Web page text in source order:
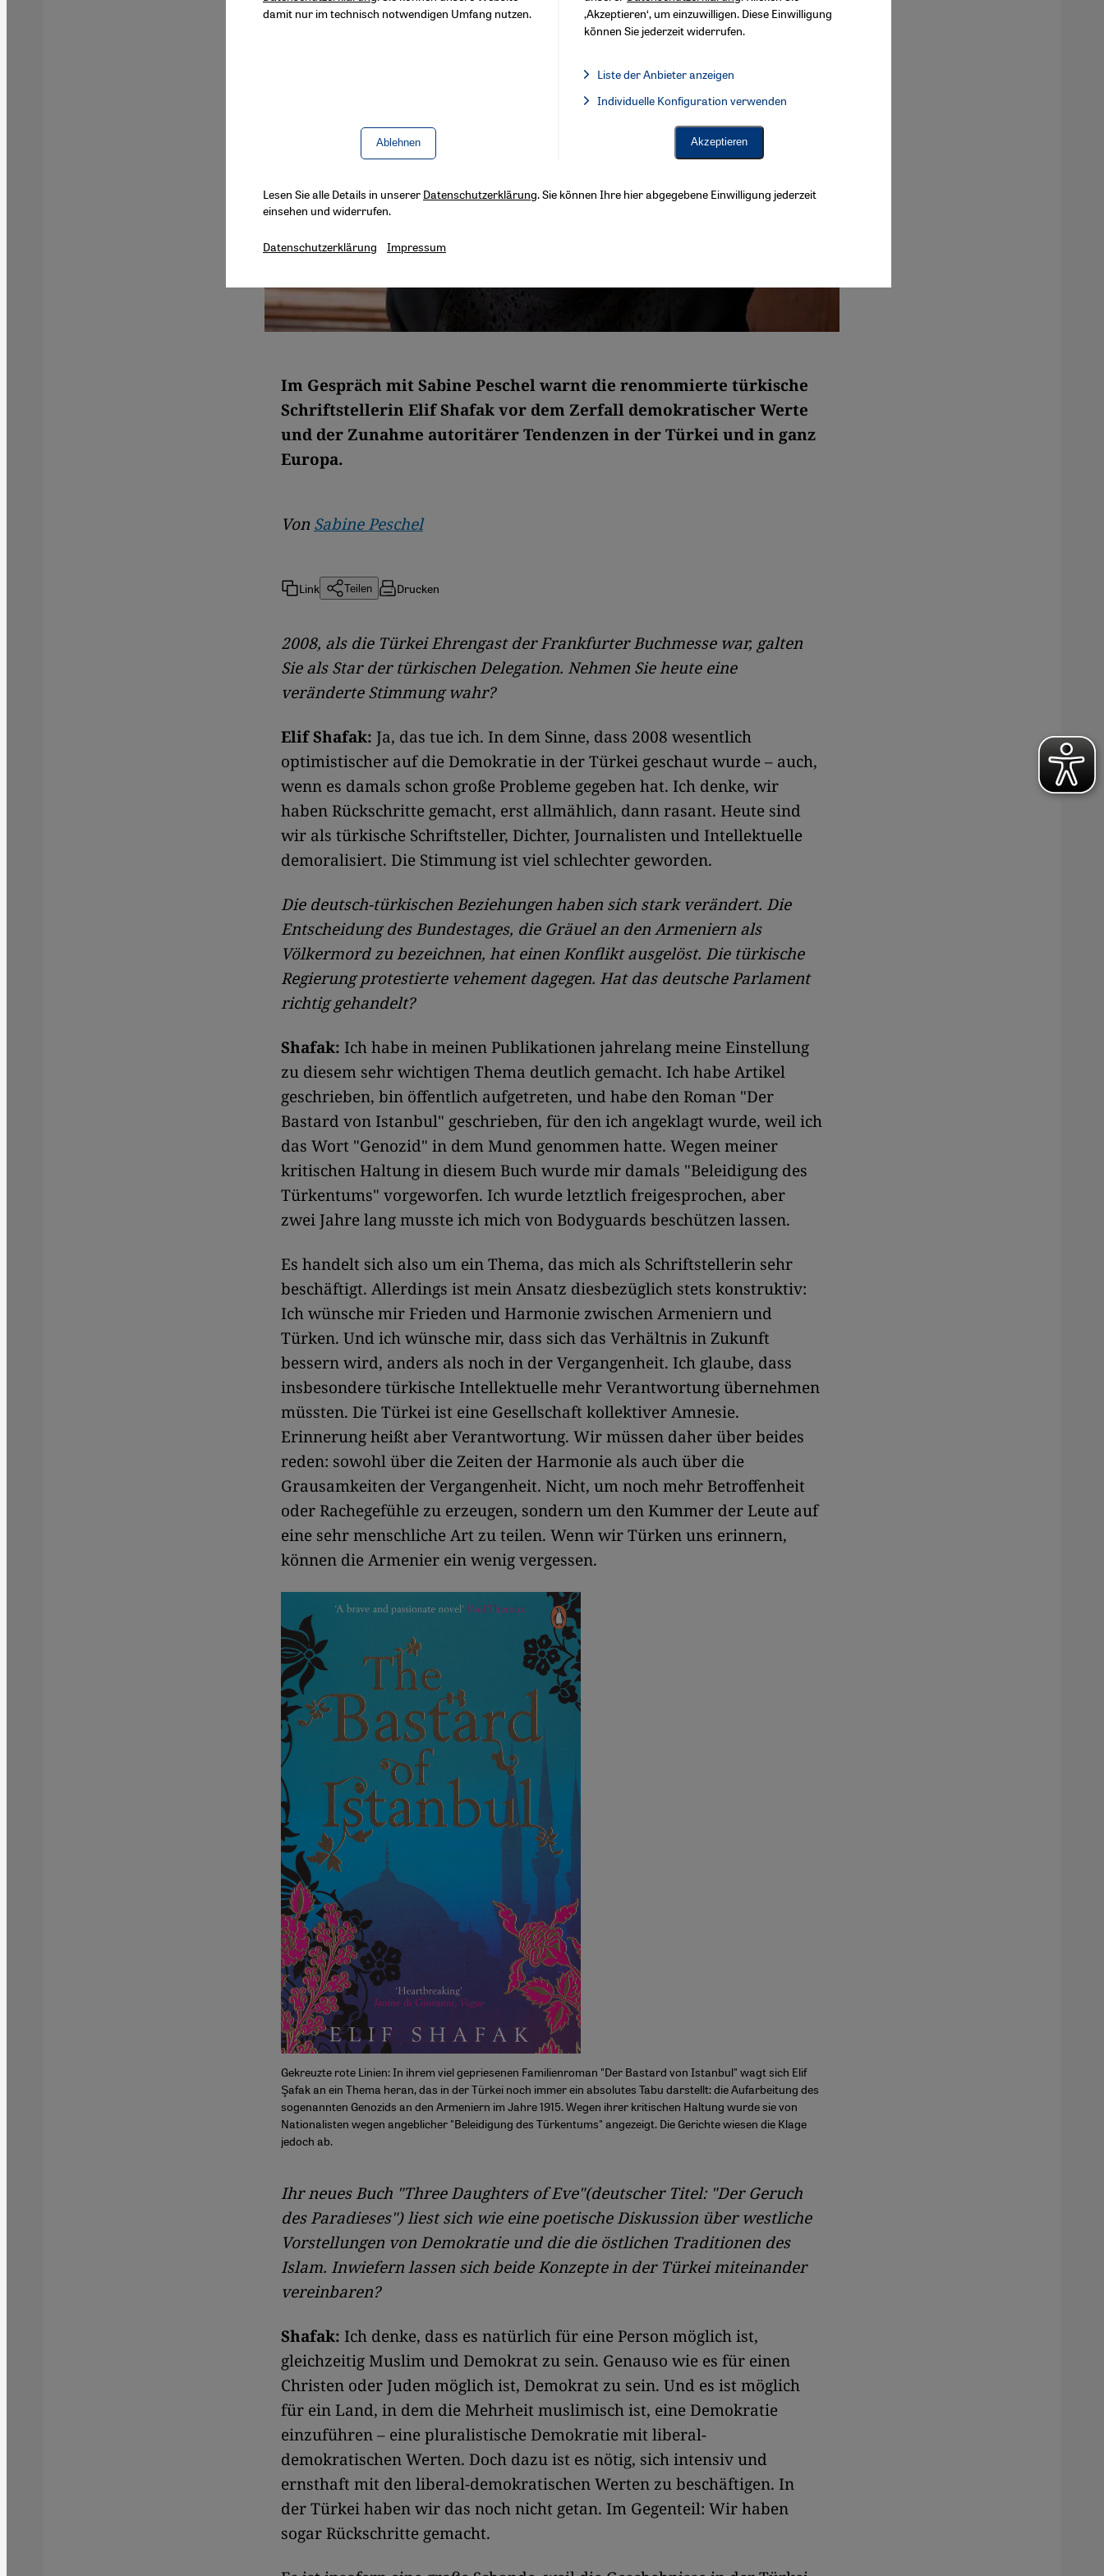
Im Gespräch mit Sabine Peschel warnt die renommierte türkische
Schriftstellerin Elif Shafak vor dem Zerfall demokratischer Werte
und der Zunahme autoritärer Tendenzen in der Türkei und in ganz
Europa.
Von Sabine Peschel
Link Teilen Drucken
2008, als die Türkei Ehrengast der Frankfurter Buchmesse war, galten
Sie als Star der türkischen Delegation. Nehmen Sie heute eine
veränderte Stimmung wahr?
Elif Shafak: Ja, das tue ich. In dem Sinne, dass 2008 wesentlich
optimistischer auf die Demokratie in der Türkei geschaut wurde – auch,
wenn es damals schon große Probleme gegeben hat. Ich denke, wir
haben Rückschritte gemacht, erst allmählich, dann rasant. Heute sind
wir als türkische Schriftsteller, Dichter, Journalisten und Intellektuelle
demoralisiert. Die Stimmung ist viel schlechter geworden.
Die deutsch-türkischen Beziehungen haben sich stark verändert. Die
Entscheidung des Bundestages, die Gräuel an den Armeniern als
Völkermord zu bezeichnen, hat einen Konflikt ausgelöst. Die türkische
Regierung protestierte vehement dagegen. Hat das deutsche Parlament
richtig gehandelt?
Shafak: Ich habe in meinen Publikationen jahrelang meine Einstellung
zu diesem sehr wichtigen Thema deutlich gemacht. Ich habe Artikel
geschrieben, bin öffentlich aufgetreten, und habe den Roman "Der
Bastard von Istanbul" geschrieben, für den ich angeklagt wurde, weil ich
das Wort "Genozid" in dem Mund genommen hatte. Wegen meiner
kritischen Haltung in diesem Buch wurde mir damals "Beleidigung des
Türkentums" vorgeworfen. Ich wurde letztlich freigesprochen, aber
zwei Jahre lang musste ich mich von Bodyguards beschützen lassen.
Es handelt sich also um ein Thema, das mich als Schriftstellerin sehr
beschäftigt. Allerdings ist mein Ansatz diesbezüglich stets konstruktiv:
Ich wünsche mir Frieden und Harmonie zwischen Armeniern und
Türken. Und ich wünsche mir, dass sich das Verhältnis in Zukunft
bessern wird, anders als noch in der Vergangenheit. Ich glaube, dass
insbesondere türkische Intellektuelle mehr Verantwortung übernehmen
müssten. Die Türkei ist eine Gesellschaft kollektiver Amnesie.
Erinnerung heißt aber Verantwortung. Wir müssen daher über beides
reden: sowohl über die Zeiten der Harmonie als auch über die
Grausamkeiten der Vergangenheit. Nicht, um noch mehr Betroffenheit
oder Rachegefühle zu erzeugen, sondern um den Kummer der Leute auf
eine sehr menschliche Art zu teilen. Wenn wir Türken uns erinnern,
können die Armenier ein wenig vergessen.
Gekreuzte rote Linien: In ihrem viel gepriesenen Familienroman "Der Bastard von Istanbul" wagt sich Elif
Şafak an ein Thema heran, das in der Türkei noch immer ein absolutes Tabu darstellt: die Aufarbeitung des
sogenannten Genozids an den Armeniern im Jahre 1915. Wegen ihrer kritischen Haltung wurde sie von
Nationalisten wegen angeblicher "Beleidigung des Türkentums" angezeigt. Die Gerichte wiesen die Klage
jedoch ab.
Ihr neues Buch "Three Daughters of Eve"(deutscher Titel: "Der Geruch
des Paradieses") liest sich wie eine poetische Diskussion über westliche
Vorstellungen von Demokratie und die die östlichen Traditionen des
Islam. Inwiefern lassen sich beide Konzepte in der Türkei miteinander
vereinbaren?
Shafak: Ich denke, dass es natürlich für eine Person möglich ist,
gleichzeitig Muslim und Demokrat zu sein. Genauso wie es für einen
Christen oder Juden möglich ist, Demokrat zu sein. Und es ist möglich
für ein Land, in dem die Mehrheit muslimisch ist, eine Demokratie
einzuführen – eine pluralistische Demokratie mit liberal-
demokratischen Werten. Doch dazu ist es nötig, sich intensiv und
ernsthaft mit den liberal-demokratischen Werten zu beschäftigen. In
der Türkei haben wir das noch nicht getan. Im Gegenteil: Wir haben
sogar Rückschritte gemacht.
damit nur im technisch notwendigen Umfang nutzen.
Ablehnen
‚Akzeptieren‘, um einzuwilligen. Diese Einwilligung
können Sie jederzeit widerrufen.
Liste der Anbieter anzeigen
Facebook Embed / Facebook Connect, Google Maps Embed, Google Tag Manager, Instagram Embed,
Individuelle Konfiguration verwenden
Akzeptieren
Lesen Sie alle Details in unserer Datenschutzerklärung. Sie können Ihre hier abgegebene Einwilligung jederzeit
einsehen und widerrufen.
Datenschutzerklärung Impressum